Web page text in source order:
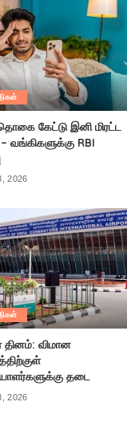
கேட்டு இனி மிரட்ட
– வங்கிகளுக்கு RBI
2026
தினம்: விமான
தடை
2026